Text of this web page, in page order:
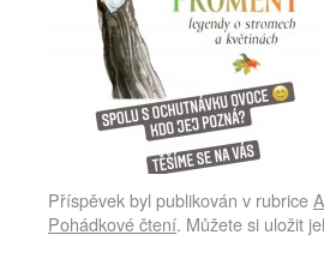
Příspěvek byl publikován v rubrice
Pohádkové čtení. Můžete si uložit